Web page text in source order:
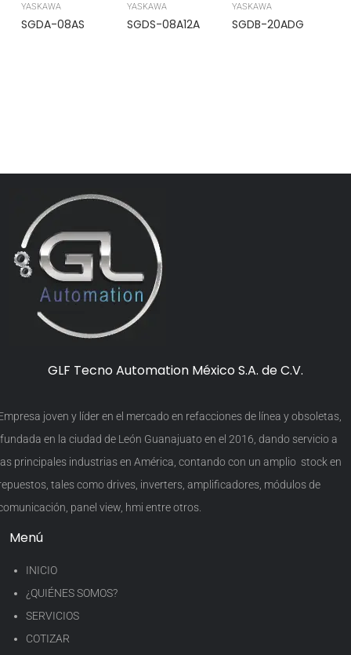
YASKAWA
SGDA-08AS
YASKAWA
SGDS-08A12A
YASKAWA
SGDB-20ADG
GLF Tecno Automation México S.A. de C.V.
joven y líder en el mercado en refacciones de línea y obsoletas,
en la ciudad de León Guanajuato en el 2016, dando servicio a
principales industrias en América, contando con un amplio stock en
tales como drives, inverters, amplificadores, módulos de
panel view, hmi entre otros.
Menú
INICIO
¿QUIÉNES SOMOS?
SERVICIOS
COTIZAR